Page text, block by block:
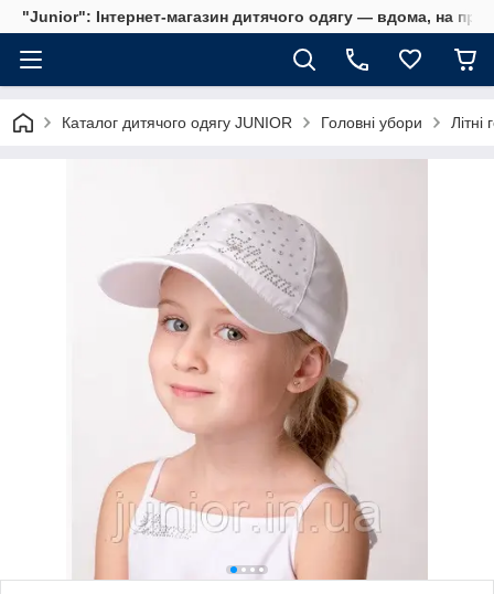
"Junior": Інтернет-магазин дитячого одягу — вдома, на
Каталог дитячого одягу JUNIOR Головні убори Літні